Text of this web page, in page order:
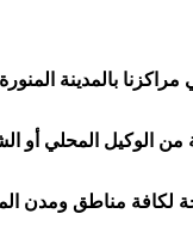
بالمدينة
من الوكيل المحلي أو
لكافة مناطق ومدن